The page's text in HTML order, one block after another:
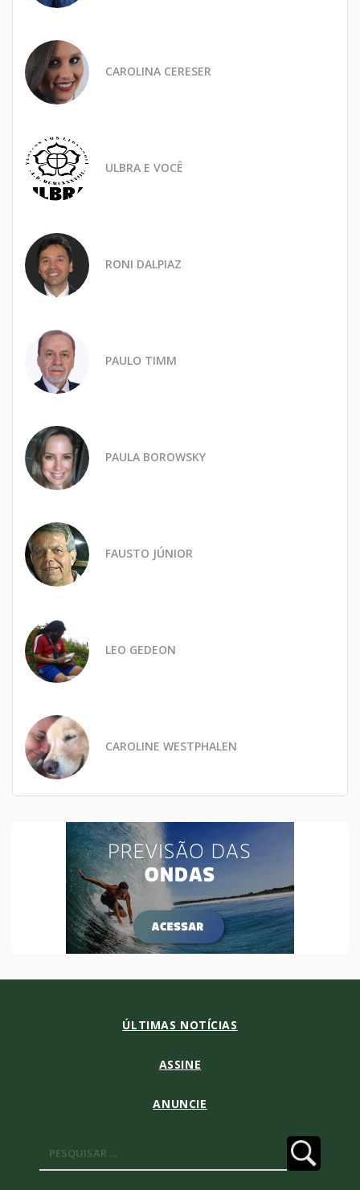
CAROLINA CERESER
ULBRA E VOCÊ
RONI DALPIAZ
PAULO TIMM
PAULA BOROWSKY
FAUSTO JÚNIOR
LEO GEDEON
CAROLINE WESTPHALEN
ÚLTIMAS NOTÍCIAS
ASSINE
ANUNCIE